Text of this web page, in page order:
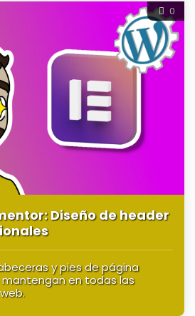
0
Diseño de header
y pies de página
en todas las